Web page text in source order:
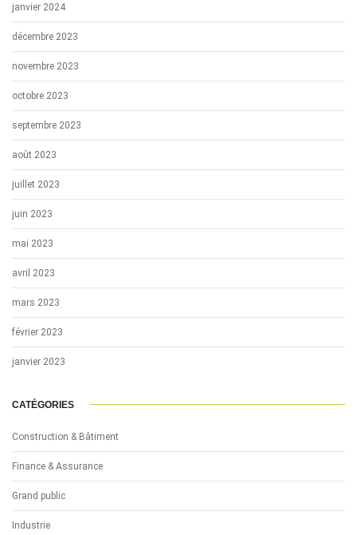
janvier 2024
décembre 2023
novembre 2023
octobre 2023
septembre 2023
août 2023
juillet 2023
juin 2023
mai 2023
avril 2023
mars 2023
février 2023
janvier 2023
CATÉGORIES
Construction & Bâtiment
Finance & Assurance
Grand public
Industrie